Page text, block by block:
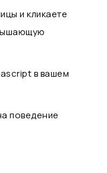
и кликаете
в вашем
поведение